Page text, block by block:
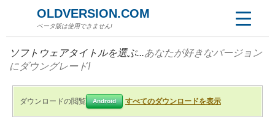
OLDVERSION.COM
ベータ版は使用できません!
ソフトウェアタイトルを選ぶ...あなたが好きなバージョン
にダウングレード!
ダウンロードの閲覧 Android すべてのダウンロードを表示